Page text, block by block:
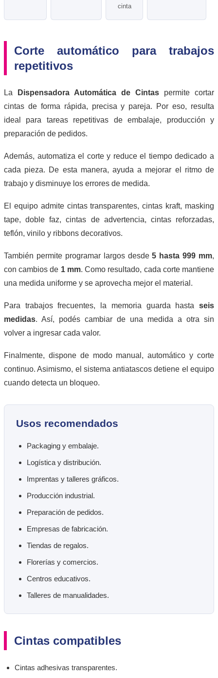
cinta
Corte automático para trabajos
repetitivos
La Dispensadora Automática de Cintas permite cortar
cintas de forma rápida, precisa y pareja. Por eso, resulta
ideal para tareas repetitivas de embalaje, producción y
preparación de pedidos.
Además, automatiza el corte y reduce el tiempo dedicado a
cada pieza. De esta manera, ayuda a mejorar el ritmo de
trabajo y disminuye los errores de medida.
El equipo admite cintas transparentes, cintas kraft, masking
tape, doble faz, cintas de advertencia, cintas reforzadas,
teflón, vinilo y ribbons decorativos.
También permite programar largos desde5 hasta 999 mm,
con cambios de 1 mm. Como resultado, cada corte mantiene
una medida uniforme y se aprovecha mejor el material.
Para trabajos frecuentes, la memoria guarda hasta seis
medidas. Así, podés cambiar de una medida a otra sin
volver a ingresar cada valor.
Finalmente, dispone de modo manual, automático y corte
continuo. Asimismo, el sistema antiatascos detiene el equipo
cuando detecta un bloqueo.
Usos recomendados
Packaging y embalaje.
Logística y distribución.
Imprentas y talleres gráficos.
Producción industrial.
Preparación de pedidos.
Empresas de fabricación.
Tiendas de regalos.
Florerías y comercios.
Centros educativos.
Talleres de manualidades.
Cintas compatibles
Cintas adhesivas transparentes.